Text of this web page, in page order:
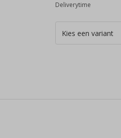
Deliverytime